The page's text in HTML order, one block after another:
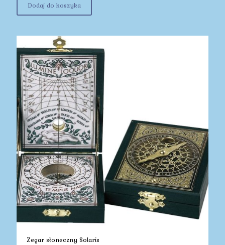
Dodaj do koszyka
Zegar słoneczny Solaris